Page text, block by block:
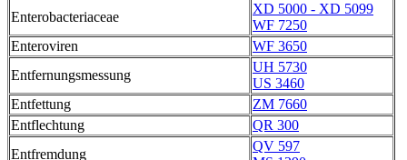
Enterobacteriaceae
XD 5000 - XD 5099
WF 7250
Enteroviren
WF 3650
Entfernungsmessung
UH 5730
US 3460
Entfettung
ZM 7660
Entflechtung
QR 300
Entfremdung
QV 597